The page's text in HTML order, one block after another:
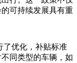
可持续发展具有重
了优化，补贴标准
同类型的车辆，如